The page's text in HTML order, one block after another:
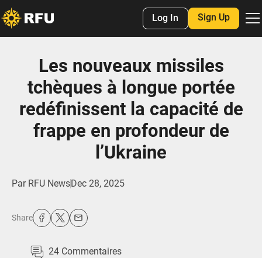
Log In Sign Up
Les nouveaux missiles
tchèques à longue portée
redéfinissent la capacité de
frappe en profondeur de
l’Ukraine
Par RFU NewsDec 28, 2025
Share
24 Commentaires